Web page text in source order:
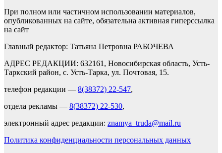
При полном или частичном использовании материалов,
опубликованных на сайте, обязательна активная гиперссылка
на сайт
Главный редактор: Татьяна Петровна РАБОЧЕВА
АДРЕС РЕДАКЦИИ: 632161, Новосибирская область, Усть-
Таркский район, с. Усть-Тарка, ул. Почтовая, 15.
телефон редакции — 8(38372) 22-547,
отдела рекламы — 8(38372) 22-530,
электронный адрес редакции: znamya_truda@mail.ru
Политика конфиденциальности персональных данных